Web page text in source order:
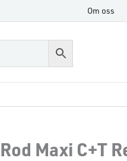
Om oss
Rod Maxi C+T